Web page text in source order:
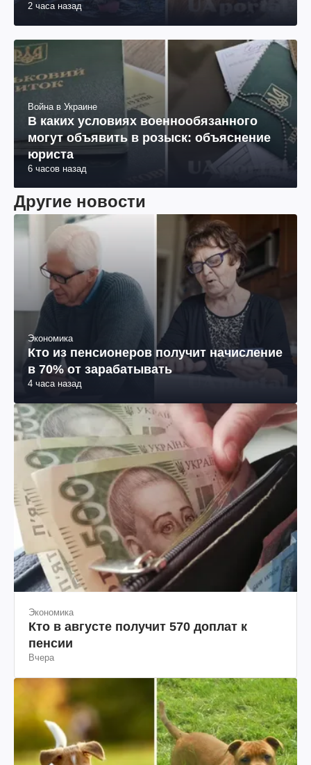
2 часа назад
Война в Украине
В каких условиях военнообязанного
могут объявить в розыск: объяснение
юриста
6 часов назад
Другие новости
Экономика
Кто из пенсионеров получит начисление
в 70% от зарабатывать
4 часа назад
Экономика
Кто в августе получит 570 доплат к
пенсии
Вчера